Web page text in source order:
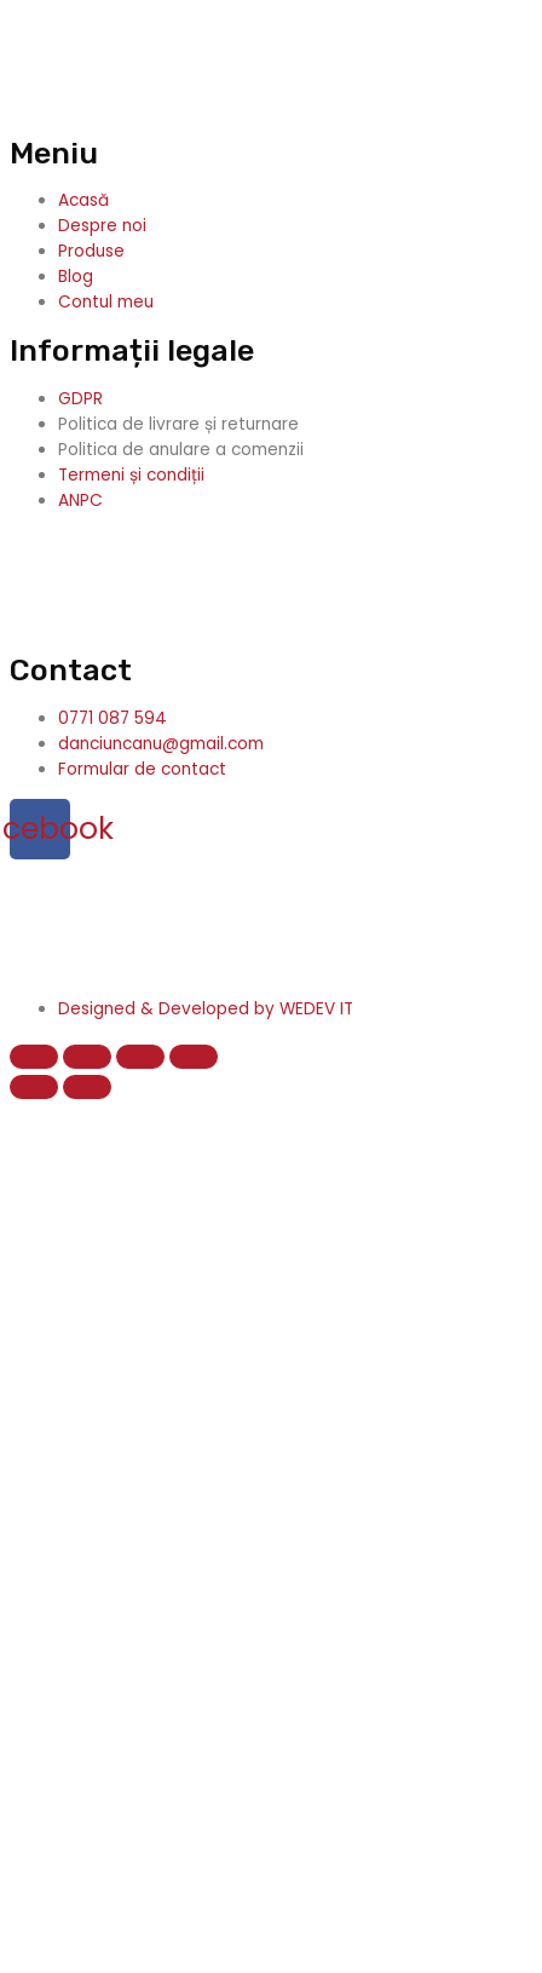
Meniu
Acasă
Despre noi
Produse
Blog
Contul meu
Informații legale
GDPR
Politica de livrare și returnare
Politica de anulare a comenzii
Termeni și condiții
ANPC
Contact
0771 087 594
danciuncanu@gmail.com
Formular de contact
Designed & Developed by WEDEV IT